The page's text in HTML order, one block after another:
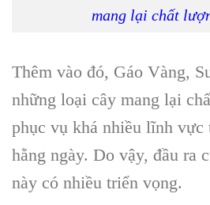
mang lại chất
Thêm vào đó, Gáo Vàng,
những loại cây mang lại
phục vụ khá nhiều lĩnh vực
hằng ngày. Do vậy, đầu ra
này có nhiều triển vọng.